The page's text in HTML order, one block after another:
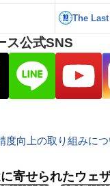
The
ス公式SNS
度向上の取り組みにつ
寄せられたウェ